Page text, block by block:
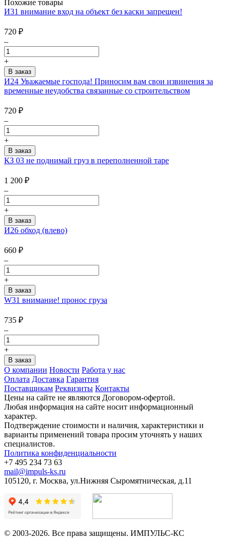
Похожие товары
И31 внимание вход на объект без каски запрещен!
720 ₽
–
+
И24 Уважаемые господа! Приносим вам свои извинения за
временные неудобства связанные со строительством
720 ₽
–
+
КЗ 03 не поднимай груз в переполненной таре
1 200 ₽
–
+
И26 обход (влево)
660 ₽
–
+
W31 внимание! пронос груза
735 ₽
–
+
О компании Новости Работа у нас
Оплата Доставка Гарантия
Поставщикам Реквизиты Контакты
Цены на сайте не являются Договором-офертой.
Любая информация на сайте носит информационный
характер.
Подтверждение стоимости и наличия, характеристики и
варианты применений товара просим уточнять у наших
специалистов.
Политика конфиденциальности
+7 495 234 73 63
mail@impuls-ks.ru
105120, г. Москва, ул.Нижняя Сыромятническая, д.11
© 2003-2026. Все права защищены. ИМПУЛЬС-КС